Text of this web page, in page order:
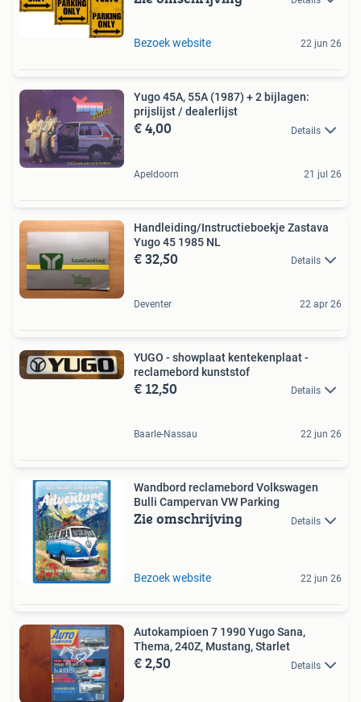
Bezoek website 22 jun 26
Yugo 45A, 55A (1987) + 2 bijlagen:
prijslijst / dealerlijst
€ 4,00 Details
Apeldoorn 21 jul 26
Handleiding/Instructieboekje Zastava
Yugo 45 1985 NL
€ 32,50 Details
Deventer 22 apr 26
YUGO - showplaat kentekenplaat -
reclamebord kunststof
€ 12,50 Details
Baarle-Nassau 22 jun 26
Wandbord reclamebord Volkswagen
Bulli Campervan VW Parking
Zie omschrijving Details
Bezoek website 22 jun 26
Autokampioen 7 1990 Yugo Sana,
Thema, 240Z, Mustang, Starlet
€ 2,50 Details